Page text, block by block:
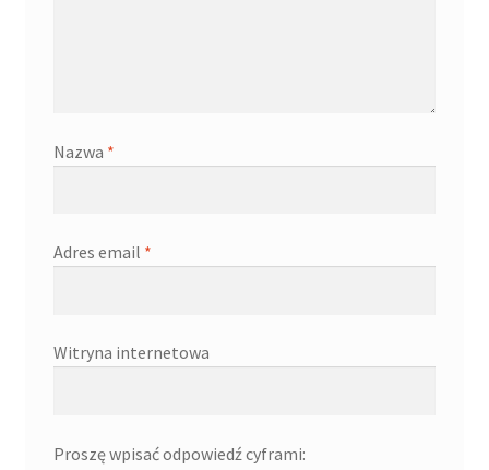
Nazwa *
Adres email *
Witryna internetowa
Proszę wpisać odpowiedź cyframi: